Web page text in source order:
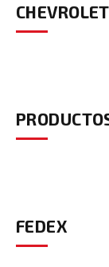
FEDEX